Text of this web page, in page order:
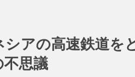
シアの高速鉄道を
不思議